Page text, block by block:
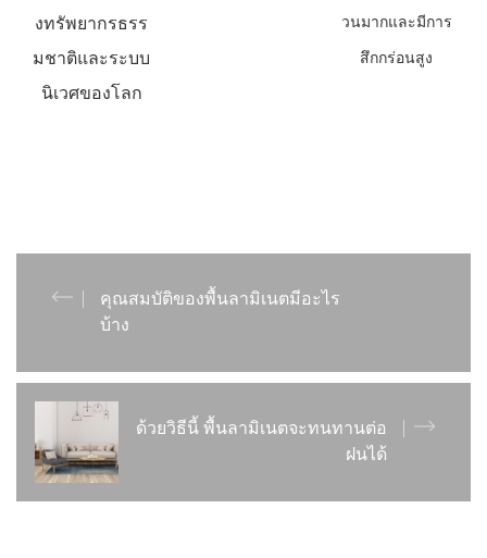
งทรัพยากรธรร
มชาติและระบบ
นิเวศของโลก
วนมากและมีการ
สึกกร่อนสูง
คุณสมบัติของพื้นลามิเนตมีอะไร
บ้าง
ด้วยวิธีนี้ พื้นลามิเนตจะทนทานต่อ
ฝนได้